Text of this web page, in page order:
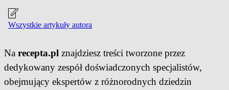
Wszystkie artykuły autora
Na recepta.pl znajdziesz treści tworzone przez
dedykowany zespół doświadczonych specjalistów,
obejmujący ekspertów z różnorodnych dziedzin